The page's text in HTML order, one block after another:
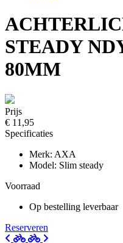
STEADY
80MM
Prijs
€ 11,95
Specificaties
Merk: AXA
Model: Slim steady
Voorraad
Op bestelling leverbaar
Reserveren